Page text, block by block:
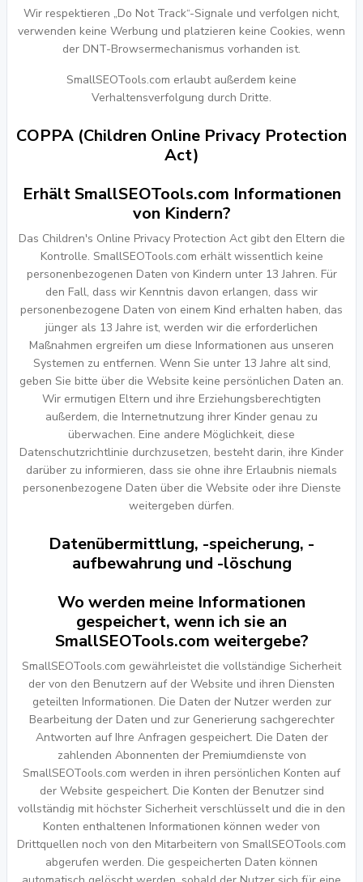
Wir respektieren „Do Not Track“-Signale und verfolgen nicht,
verwenden keine Werbung und platzieren keine Cookies, wenn
der DNT-Browsermechanismus vorhanden ist.
SmallSEOTools.com erlaubt außerdem keine
Verhaltensverfolgung durch Dritte.
COPPA (Children Online Privacy Protection
Act)
Erhält SmallSEOTools.com Informationen
von Kindern?
Das Children's Online Privacy Protection Act gibt den Eltern die
Kontrolle. SmallSEOTools.com erhält wissentlich keine
personenbezogenen Daten von Kindern unter 13 Jahren. Für
den Fall, dass wir Kenntnis davon erlangen, dass wir
personenbezogene Daten von einem Kind erhalten haben, das
jünger als 13 Jahre ist, werden wir die erforderlichen
Maßnahmen ergreifen um diese Informationen aus unseren
Systemen zu entfernen. Wenn Sie unter 13 Jahre alt sind,
geben Sie bitte über die Website keine persönlichen Daten an.
Wir ermutigen Eltern und ihre Erziehungsberechtigten
außerdem, die Internetnutzung ihrer Kinder genau zu
überwachen. Eine andere Möglichkeit, diese
Datenschutzrichtlinie durchzusetzen, besteht darin, ihre Kinder
darüber zu informieren, dass sie ohne ihre Erlaubnis niemals
personenbezogene Daten über die Website oder ihre Dienste
weitergeben dürfen.
Datenübermittlung, -speicherung, -
aufbewahrung und -löschung
Wo werden meine Informationen
gespeichert, wenn ich sie an
SmallSEOTools.com weitergebe?
SmallSEOTools.com gewährleistet die vollständige Sicherheit
der von den Benutzern auf der Website und ihren Diensten
geteilten Informationen. Die Daten der Nutzer werden zur
Bearbeitung der Daten und zur Generierung sachgerechter
Antworten auf Ihre Anfragen gespeichert. Die Daten der
zahlenden Abonnenten der Premiumdienste von
SmallSEOTools.com werden in ihren persönlichen Konten auf
der Website gespeichert. Die Konten der Benutzer sind
vollständig mit höchster Sicherheit verschlüsselt und die in den
Konten enthaltenen Informationen können weder von
Drittquellen noch von den Mitarbeitern von SmallSEOTools.com
abgerufen werden. Die gespeicherten Daten können